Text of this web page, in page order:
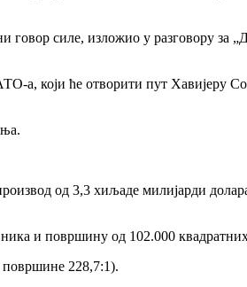
говор силе, изложио у разговору за
а, који ће отворити пут Хавијеру
од 3,3 хиљаде милијарди
и површину од 102.000
површине 228,7:1).